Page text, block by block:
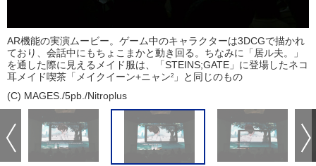
AR機能の実演ムービー。ゲーム中のキャラクターは3DCGで描かれ
ており、会話中にもちょこまかと動き回る。ちなみに「居ル夫。」
を通した際に見えるメイド服は、「STEINS;GATE」に登場したネコ
耳メイド喫茶「メイクイーン+ニャン2」と同じのもの
(C) MAGES./5pb./Nitroplus